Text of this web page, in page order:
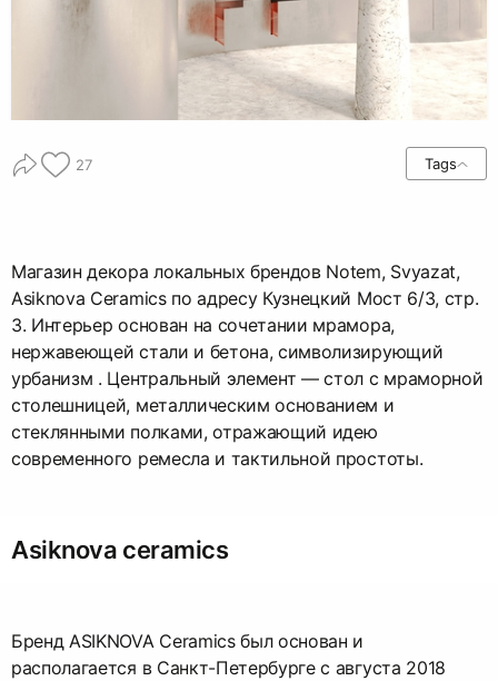
27 Tags
Магазин декора локальных брендов Notem, Svyazat,
Asiknova Ceramics по адресу Кузнецкий Мост 6/3, стр.
3. Интерьер основан на сочетании мрамора,
нержавеющей стали и бетона, символизирующий
урбанизм . Центральный элемент — стол с мраморной
столешницей, металлическим основанием и
стеклянными полками, отражающий идею
современного ремесла и тактильной простоты.
Asiknova ceramics
Бренд ASIKNOVA Сeramics был основан и
располагается в Санкт-Петербурге с августа 2018